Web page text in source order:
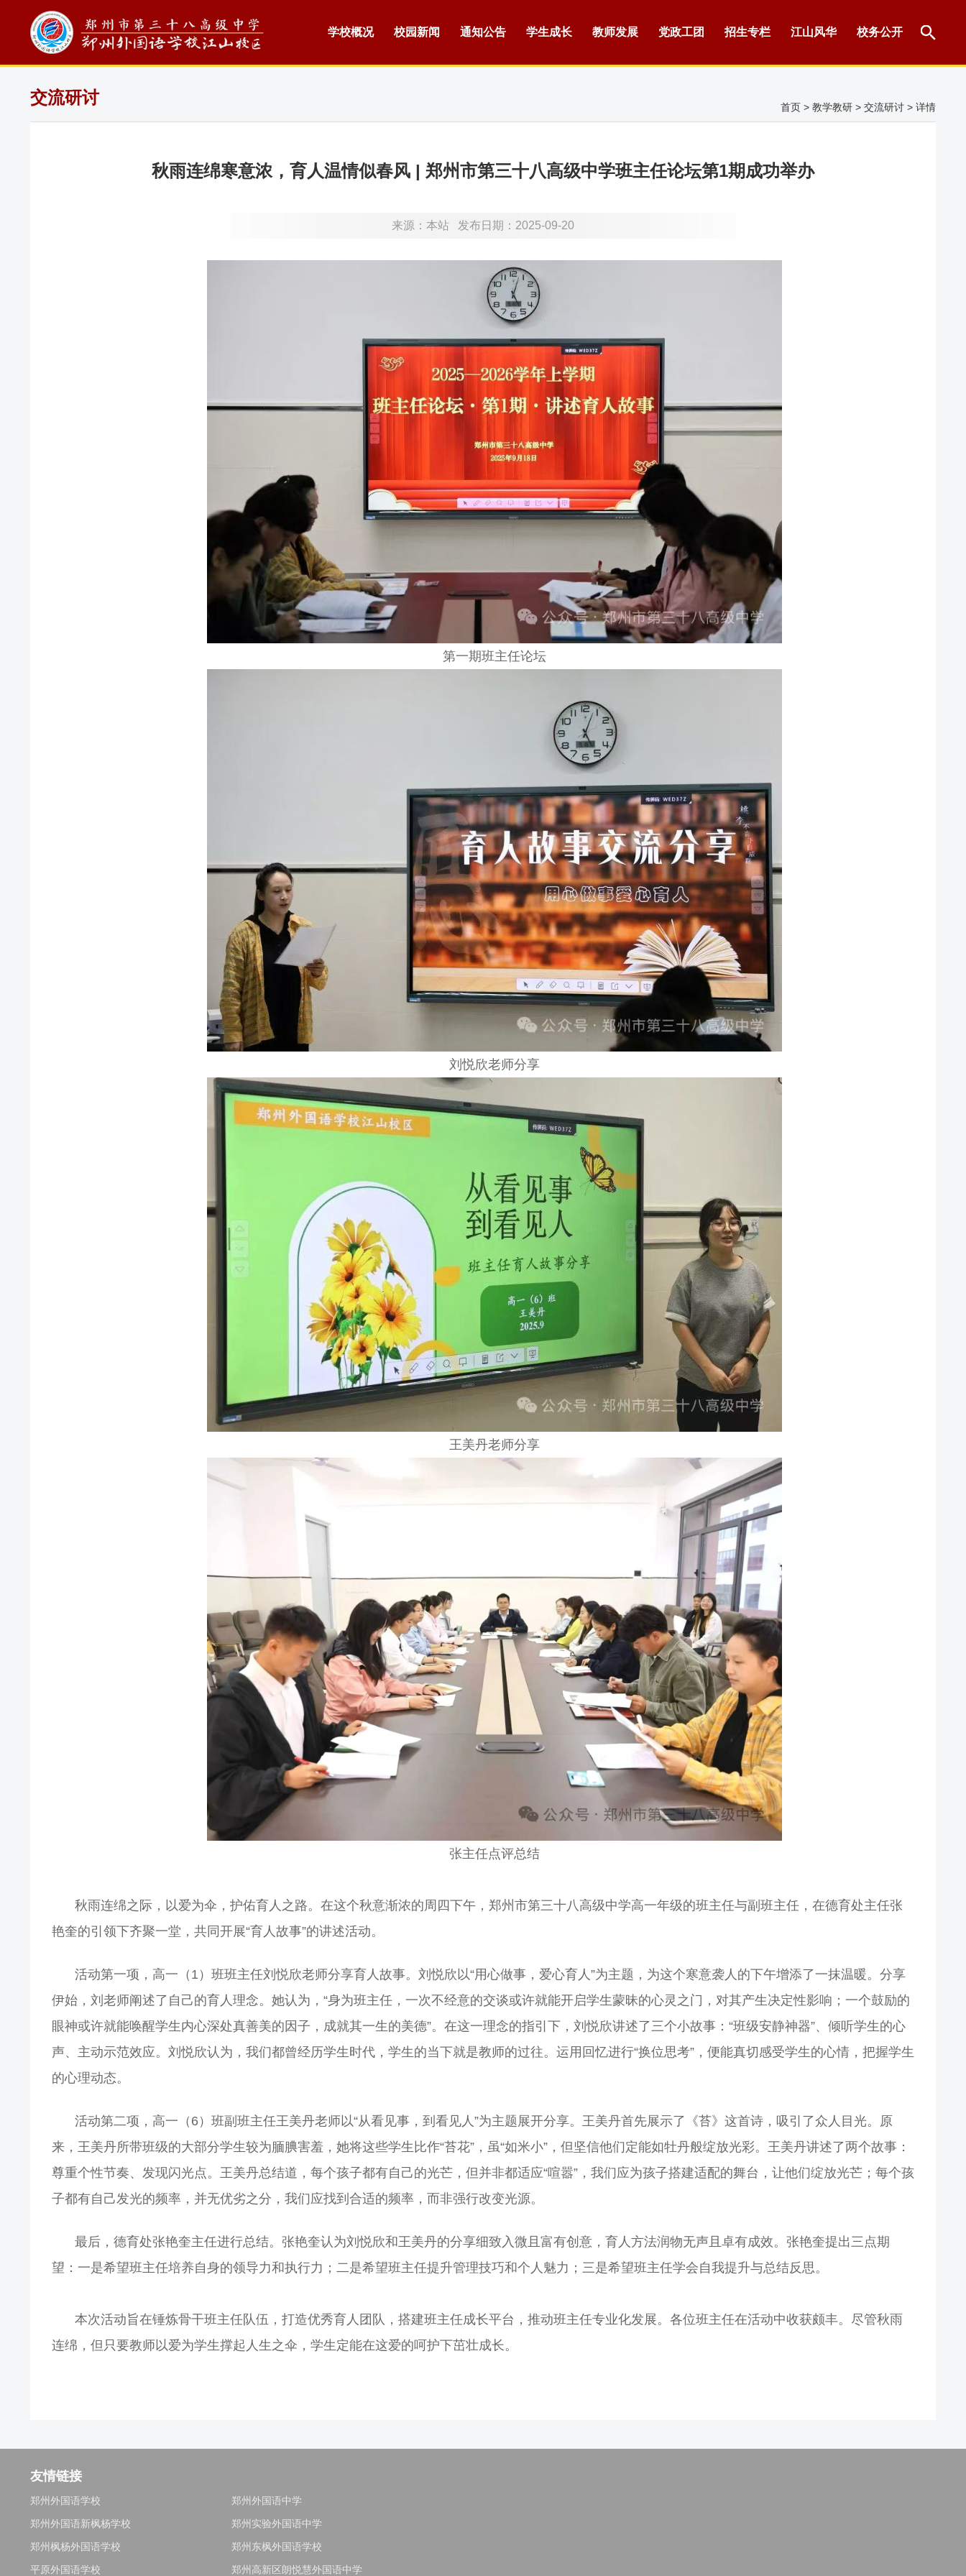
学校概况 校园新闻 通知公告 学生成长 教师发展 党政工团 招生专栏 江山风华 校务公开
交流研讨 首页 > 教学教研 > 交流研讨 > 详情
秋雨连绵寒意浓，育人温情似春风 | 郑州市第三十八高级中学班主任论坛第1期成功举办
来源： 本站 发布日期：2025-09-20
第一期班主任论坛
刘悦欣老师分享
王美丹老师分享
张主任点评总结
秋雨连绵之际，以爱为伞，护佑育人之路。在这个秋意渐浓的周四下午，郑州市第三十八高级中学高一年级的班主任与副班主任，在德育处主任张
艳奎的引领下齐聚一堂，共同开展“育人故事”的讲述活动。
活动第一项，高一（1）班班主任刘悦欣老师分享育人故事。刘悦欣以“用心做事，爱心育人”为主题，为这个寒意袭人的下午增添了一抹温暖。分享
伊始，刘老师阐述了自己的育人理念。她认为，“身为班主任，一次不经意的交谈或许就能开启学生蒙昧的心灵之门，对其产生决定性影响；一个鼓励的
眼神或许就能唤醒学生内心深处真善美的因子，成就其一生的美德”。在这一理念的指引下，刘悦欣讲述了三个小故事：“班级安静神器”、倾听学生的心
声、主动示范效应。刘悦欣认为，我们都曾经历学生时代，学生的当下就是教师的过往。运用回忆进行“换位思考”，便能真切感受学生的心情，把握学生
的心理动态。
活动第二项，高一（6）班副班主任王美丹老师以“从看见事，到看见人”为主题展开分享。王美丹首先展示了《苔》这首诗，吸引了众人目光。原
来，王美丹所带班级的大部分学生较为腼腆害羞，她将这些学生比作“苔花”，虽“如米小”，但坚信他们定能如牡丹般绽放光彩。王美丹讲述了两个故事：
尊重个性节奏、发现闪光点。王美丹总结道，每个孩子都有自己的光芒，但并非都适应“喧嚣”，我们应为孩子搭建适配的舞台，让他们绽放光芒；每个孩
子都有自己发光的频率，并无优劣之分，我们应找到合适的频率，而非强行改变光源。
最后，德育处张艳奎主任进行总结。张艳奎认为刘悦欣和王美丹的分享细致入微且富有创意，育人方法润物无声且卓有成效。张艳奎提出三点期
望：一是希望班主任培养自身的领导力和执行力；二是希望班主任提升管理技巧和个人魅力；三是希望班主任学会自我提升与总结反思。
本次活动旨在锤炼骨干班主任队伍，打造优秀育人团队，搭建班主任成长平台，推动班主任专业化发展。各位班主任在活动中收获颇丰。尽管秋雨
连绵，但只要教师以爱为学生撑起人生之伞，学生定能在这爱的呵护下茁壮成长。
友情链接
郑州外国语学校
郑州外国语中学
郑州外国语新枫杨学校
郑州实验外国语中学
郑州枫杨外国语学校
郑州东枫外国语学校
平原外国语学校
郑州高新区朗悦慧外国语中学